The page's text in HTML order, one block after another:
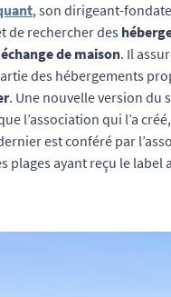
, son dirigeant-
de rechercher des
échange de maison. Il
des hébergements
. Une nouvelle version du
l’association qui l’a
est conféré par
plages ayant reçu le label